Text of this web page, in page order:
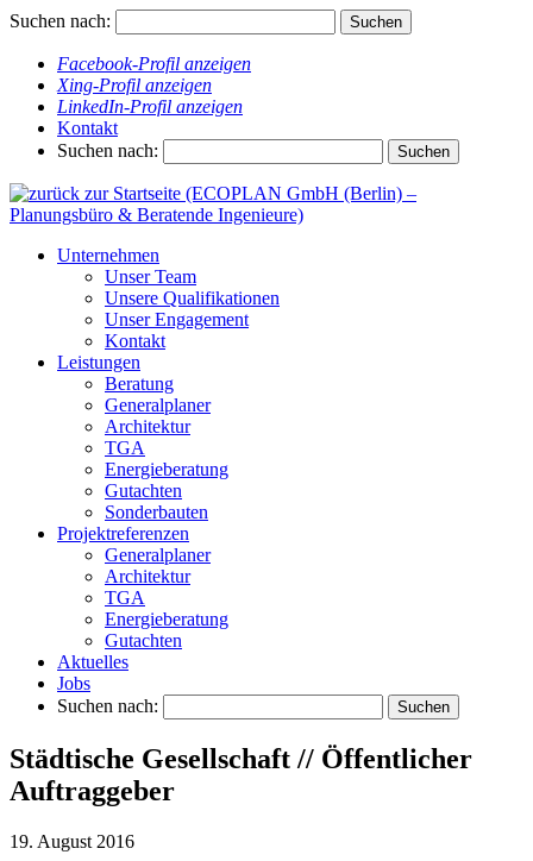
Suchen nach:
Facebook-Profil anzeigen
Xing-Profil anzeigen
LinkedIn-Profil anzeigen
Kontakt
Suchen nach:
Unternehmen
Unser Team
Unsere Qualifikationen
Unser Engagement
Kontakt
Leistungen
Beratung
Generalplaner
Architektur
TGA
Energieberatung
Gutachten
Sonderbauten
Projektreferenzen
Generalplaner
Architektur
TGA
Energieberatung
Gutachten
Aktuelles
Jobs
Suchen nach:
Städtische Gesellschaft // Öffentlicher
Auftraggeber
19. August 2016